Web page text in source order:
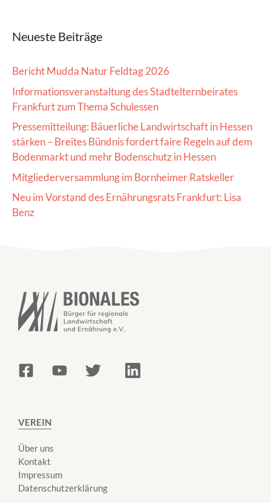
Neueste Beiträge
Bericht Mudda Natur Feldtag 2026
Informationsveranstaltung des Stadtelternbeirates
Frankfurt zum Thema Schulessen
Pressemitteilung: Bäuerliche Landwirtschaft in Hessen
stärken – Breites Bündnis fordert faire Regeln auf dem
Bodenmarkt und mehr Bodenschutz in Hessen
Mitgliederversammlung im Bornheimer Ratskeller
Neu im Vorstand des Ernährungsrats Frankfurt: Lisa
Benz
VEREIN
Über uns
Kontakt
Impressum
Datenschutzerklärung